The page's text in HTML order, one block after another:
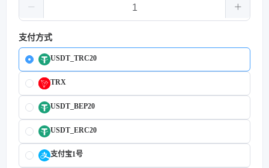
支付方式
USDT_TRC20
TRX
USDT_BEP20
USDT_ERC20
支付宝1号